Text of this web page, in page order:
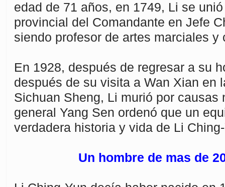
edad de 71 años, en 1749, Li se
provincial del Comandante en Jefe
siendo profesor de artes marciales y
En 1928, después de regresar a su
después de su visita a Wan Xian en
Sichuan Sheng, Li murió por causas
general Yang Sen ordenó que un
verdadera historia y vida de Li
Un hombre de mas de